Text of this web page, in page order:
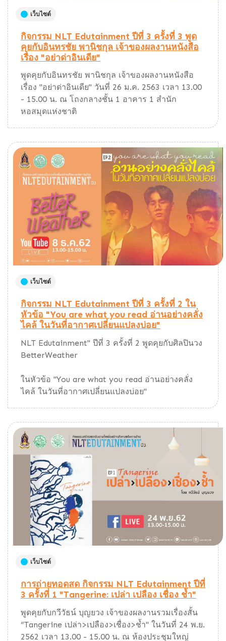
เว็บไซต์
กิจกรรม NLT Edutainment ปีที่ 3 ครั้งที่ 3 พูด
คุยกับอินทรชัย พานิชกุล เจ้าของผลงานหนังสือ
เรื่อง "อย่าด่าอินเดีย"
พูดคุยกับอินทรชัย พานิชกุล เจ้าของผลงานหนังสือ
เรื่อง "อย่าด่าอินเดีย" วันที่ 26 ม.ค. 2563 เวลา 13.00
- 15.00 น. ณ โถงกลางชั้น 1 อาคาร 1 สำนัก
หอสมุดแห่งชาติ
เว็บไซต์
กิจกรรม NLT Edutainment ปีที่ 3 ครั้งที่ 2 ใน
หัวข้อ "You are what you read อ่านอย่างคลั่ง
ไคล้ ในวันที่อากาศเปลี่ยนแปลงบ่อย"
NLT Edutainment" ปีที่ 3 ครั้งที่ 2 พูดคุยกับศิลปินวง
BetterWeather
ในหัวข้อ "You are what you read อ่านอย่างคลั่ง
ไคล้ ในวันที่อากาศเปลี่ยนแปลงบ่อย"
เว็บไซต์
การถ่ายทอดสด กิจกรรม NLT Edutainment ปีที่
3 ครั้งที่ 1 "Tangerine: เปล่า เปลือง เชื่อง ช้ำ"
พูดคุยกับกวีวัธน์ บุญยวง เจ้าของผลงานรวมเรื่องสั้น
“Tangerine เปล่า>เปลือง>เชื่อง>ช้ำ" ในวันที่ 24 พ.ย.
2562 เวลา 13.00 - 15.00 น. ณ ห้องประชุมใหญ่